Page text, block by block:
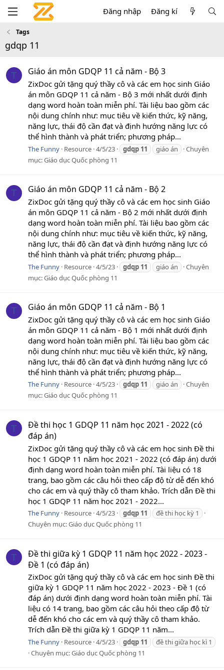
Đăng nhập Đăng kí
Tags
gdqp 11
T Giáo án môn GDQP 11 cả năm - Bộ 3
ZixDoc gửi tặng quý thầy cô và các em học sinh Giáo
án môn GDQP 11 cả năm - Bộ 3 mới nhất dưới định
dạng word hoàn toàn miễn phí. Tài liệu bao gồm các
nội dung chính như: mục tiêu về kiến thức, kỹ năng,
năng lực, thái độ cần đạt và định hướng năng lực có
thể hình thành và phát triển; phương pháp...
The Funny Resource 4/5/23 gdqp 11 giáo án
Chuyên
mục:Giáo dục Quốc phòng 11
T Giáo án môn GDQP 11 cả năm - Bộ 2
ZixDoc gửi tặng quý thầy cô và các em học sinh Giáo
án môn GDQP 11 cả năm - Bộ 2 mới nhất dưới định
dạng word hoàn toàn miễn phí. Tài liệu bao gồm các
nội dung chính như: mục tiêu về kiến thức, kỹ năng,
năng lực, thái độ cần đạt và định hướng năng lực có
thể hình thành và phát triển; phương pháp...
The Funny Resource 4/5/23 gdqp 11 giáo án
Chuyên
mục:Giáo dục Quốc phòng 11
T Giáo án môn GDQP 11 cả năm - Bộ 1
ZixDoc gửi tặng quý thầy cô và các em học sinh Giáo
án môn GDQP 11 cả năm - Bộ 1 mới nhất dưới định
dạng word hoàn toàn miễn phí. Tài liệu bao gồm các
nội dung chính như: mục tiêu về kiến thức, kỹ năng,
năng lực, thái độ cần đạt và định hướng năng lực có
thể hình thành và phát triển; phương pháp...
The Funny Resource 4/5/23 gdqp 11 giáo án
Chuyên
mục:Giáo dục Quốc phòng 11
T
Đề thi học 1 GDQP 11 năm học 2021 - 2022 (có
đáp án)
ZixDoc gửi tặng quý thầy cô và các em học sinh Đề thi
học 1 GDQP 11 năm học 2021 - 2022 (có đáp án) dưới
định dạng word hoàn toàn miễn phí. Tài liệu có 18
trang, bao gồm các câu hỏi theo cấp độ từ dễ đến khó
cho các em và quý thầy cô tham khảo. Trích dẫn Đề thi
học 1 GDQP 11 năm học 2021 - 2022...
The Funny Resource 4/5/23 gdqp 11
đề thi học kỳ 1
Chuyên mục:Giáo dục Quốc phòng 11
T
Đề thi giữa kỳ 1 GDQP 11 năm học 2022 - 2023 -
Đề 1 (có đáp án)
ZixDoc gửi tặng quý thầy cô và các em học sinh Đề thi
giữa kỳ 1 GDQP 11 năm học 2022 - 2023 - Đề 1 (có
đáp án) dưới định dạng word hoàn toàn miễn phí. Tài
liệu có 14 trang, bao gồm các câu hỏi theo cấp độ từ
dễ đến khó cho các em và quý thầy cô tham khảo.
Trích dẫn Đề thi giữa kỳ 1 GDQP 11 năm...
The Funny Resource 4/5/23 gdqp 11
đề thi giữa học kì 1
Chuyên mục:Giáo dục Quốc phòng 11